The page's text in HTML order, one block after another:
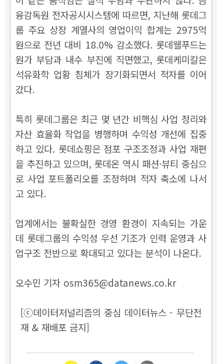
융감독원 전자공시시스템에 따르면, 지난해 롯데그
룹 주요 상장 계열사의 영업이익 합계는 2975억
원으로 전년 대비 18.0% 감소했다. 롯데웰푸드는
원가 부담과 내수 부진에 직면했고, 롯데케미칼은
석유화학 업황 침체가 장기화되면서 적자를 이어
갔다.
특히 롯데그룹은 최근 몇 년간 비핵심 사업 정리와
자산 효율화 작업을 병행하며 수익성 개선에 집중
하고 있다. 롯데쇼핑은 점포 구조조정과 사업 재편
을 추진하고 있으며, 롯데온 역시 패션·뷰티 중심으
로 사업 포트폴리오를 조정하며 적자 축소에 나서
고 있다.
업계에서는 불확실한 경영 환경이 지속되는 가운
데 롯데그룹의 수익성 우선 기조가 인력 운영과 사
업구조 전반으로 확대되고 있다는 분석이 나온다.
오수민 기자 osm365@datanews.co.kr
[ⓒ데이터저널리즘의 중심 데이터뉴스 - 무단전
재 & 재배포 금지]